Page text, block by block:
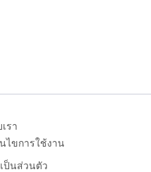
รา
ไขการใช้งาน
ป็นส่วนตัว